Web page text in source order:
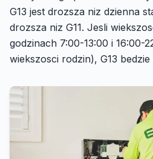
G13 jest drozsza niz dzienna
drozsza niz G11. Jesli
godzinach 7:00-13:00 i 16:00-
wiekszosci rodzin), G13 bedzie